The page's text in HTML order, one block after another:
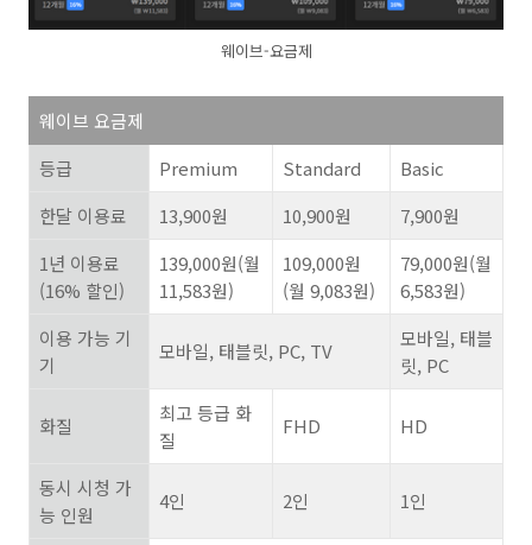
웨이브-요금제
웨이브 요금제
등급
Premium Standard
Basic
한달 이용료
13,900원 10,900원 7,900원
1년 이용료
(16% 할인)
139,000원(월
11,583원)
109,000원
(월 9,083원)
79,000원(월
6,583원)
이용 가능 기
기
모바일, 태블릿, PC, TV
모바일, 태블
릿, PC
화질
최고 등급 화
질
FHD HD
동시 시청 가
능 인원
4인 2인 1인